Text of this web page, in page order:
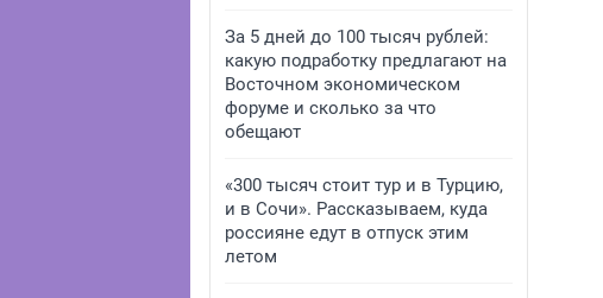
За 5 дней до 100 тысяч рублей:
какую подработку предлагают на
Восточном экономическом
форуме и сколько за что
обещают
«300 тысяч стоит тур и в Турцию,
и в Сочи». Рассказываем, куда
россияне едут в отпуск этим
летом